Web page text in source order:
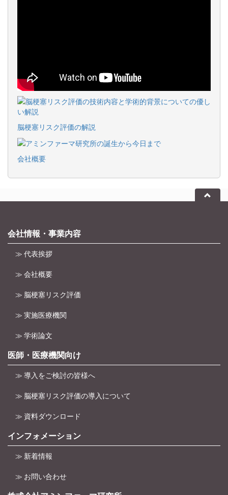
脳梗塞リスク評価の解説
会社概要
会社情報・事業内容
≫ 代表挨拶
≫ 会社概要
≫ 脳梗塞リスク評価
≫ 実施医療機関
≫ 学術論文
医師・医療機関向け
≫ 導入をご検討の皆様へ
≫ 脳梗塞リスク評価の導入について
≫ 資料ダウンロード
インフォメーション
≫ 新着情報
≫ お問い合わせ